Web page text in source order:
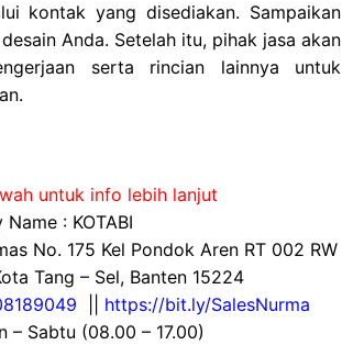
kontak yang disediakan. Sampaikan
Anda. Setelah itu, pihak jasa akan
serta rincian lainnya untuk
untuk info lebih lanjut
: KOTABI
No. 175 Kel Pondok Aren RT 002 RW
Tang – Sel, Banten 15224
https://bit.ly/SalesNurma
– Sabtu (08.00 – 17.00)